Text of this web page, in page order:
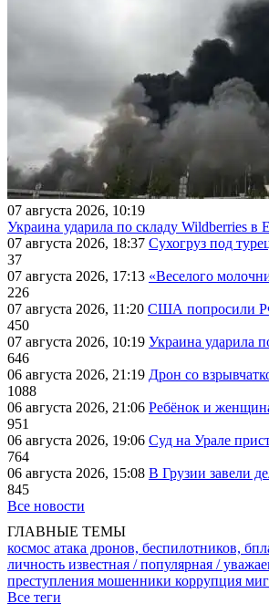
07 августа 2026, 10:19
Украина ударила по складу Wildberries в
07 августа 2026, 18:37 Сухогруз под
37
07 августа 2026, 17:13 «Веселого
226
07 августа 2026, 11:20 США попросили
450
07 августа 2026, 10:19 Украина ударила
646
06 августа 2026, 21:19 Дрон со
1088
06 августа 2026, 21:06 Ребёнок и
951
06 августа 2026, 19:06 Суд на Урале
764
06 августа 2026, 15:08 В Грузии завели
845
Все новости
ГЛАВНЫЕ ТЕМЫ
космос атака дронов, беспилотников,
личность известная / популярная /
преступления мошенники коррупция
Все теги